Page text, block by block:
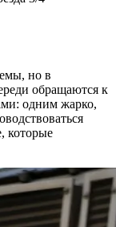
но в
обращаются к
одним жарко,
которые